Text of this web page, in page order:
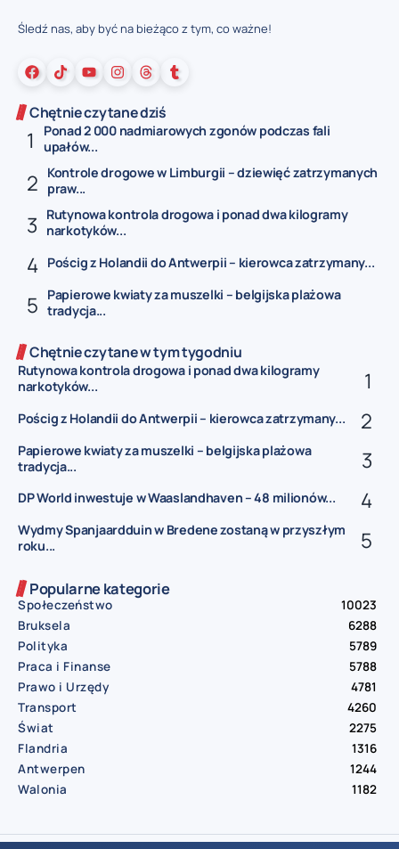
Śledź nas, aby być na bieżąco z tym, co ważne!
Chętnie czytane dziś
Ponad 2 000 nadmiarowych zgonów podczas fali
upałów...
Kontrole drogowe w Limburgii – dziewięć zatrzymanych
praw...
Rutynowa kontrola drogowa i ponad dwa kilogramy
narkotyków...
Pościg z Holandii do Antwerpii – kierowca zatrzymany...
Papierowe kwiaty za muszelki – belgijska plażowa
tradycja...
Chętnie czytane w tym tygodniu
Rutynowa kontrola drogowa i ponad dwa kilogramy
narkotyków...
Pościg z Holandii do Antwerpii – kierowca zatrzymany...
Papierowe kwiaty za muszelki – belgijska plażowa
tradycja...
DP World inwestuje w Waaslandhaven – 48 milionów...
Wydmy Spanjaardduin w Bredene zostaną w przyszłym
roku...
Popularne kategorie
Społeczeństwo
10023
Bruksela
6288
Polityka
5789
Praca i Finanse
5788
Prawo i Urzędy
4781
Transport
4260
Świat
2275
Flandria
1316
Antwerpen
1244
Walonia
1182